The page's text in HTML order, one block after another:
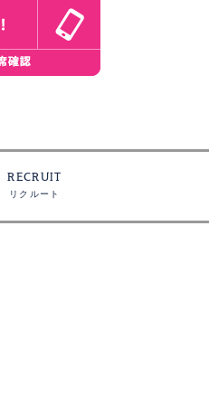
RECRUIT
リクルート